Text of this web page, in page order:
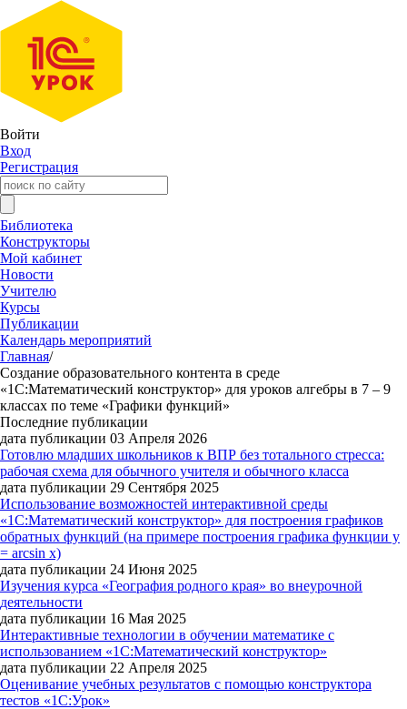
Войти
Вход
Регистрация
Библиотека
Конструкторы
Мой кабинет
Новости
Учителю
Курсы
Публикации
Календарь мероприятий
Главная/
Создание образовательного контента в среде
«1С:Математический конструктор» для уроков алгебры в 7 – 9
классах по теме «Графики функций»
Последние публикации
дата публикации 03 Апреля 2026
Готовлю младших школьников к ВПР без тотального стресса:
рабочая схема для обычного учителя и обычного класса
дата публикации 29 Сентября 2025
Использование возможностей интерактивной среды
«1С:Математический конструктор» для построения графиков
обратных функций (на примере построения графика функции y
= arcsin x)
дата публикации 24 Июня 2025
Изучения курса «География родного края» во внеурочной
деятельности
дата публикации 16 Мая 2025
Интерактивные технологии в обучении математике с
использованием «1С:Математический конструктор»
дата публикации 22 Апреля 2025
Оценивание учебных результатов с помощью конструктора
тестов «1С:Урок»